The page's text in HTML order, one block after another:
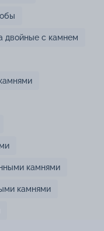
двойные с камнем
камнями
камнями